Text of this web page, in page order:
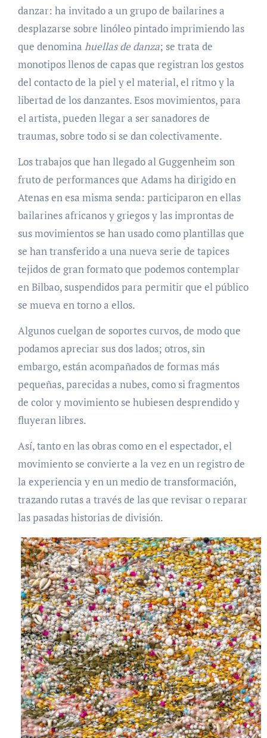
danzar: ha invitado a un grupo de bailarines a
desplazarse sobre linóleo pintado imprimiendo las
que denomina huellas de danza; se trata de
monotipos llenos de capas que registran los gestos
del contacto de la piel y el material, el ritmo y la
libertad de los danzantes. Esos movimientos, para
el artista, pueden llegar a ser sanadores de
traumas, sobre todo si se dan colectivamente.
Los trabajos que han llegado al Guggenheim son
fruto de performances que Adams ha dirigido en
Atenas en esa misma senda: participaron en ellas
bailarines africanos y griegos y las improntas de
sus movimientos se han usado como plantillas que
se han transferido a una nueva serie de tapices
tejidos de gran formato que podemos contemplar
en Bilbao, suspendidos para permitir que el público
se mueva en torno a ellos.
Algunos cuelgan de soportes curvos, de modo que
podamos apreciar sus dos lados; otros, sin
embargo, están acompañados de formas más
pequeñas, parecidas a nubes, como si fragmentos
de color y movimiento se hubiesen desprendido y
fluyeran libres.
Así, tanto en las obras como en el espectador, el
movimiento se convierte a la vez en un registro de
la experiencia y en un medio de transformación,
trazando rutas a través de las que revisar o reparar
las pasadas historias de división.